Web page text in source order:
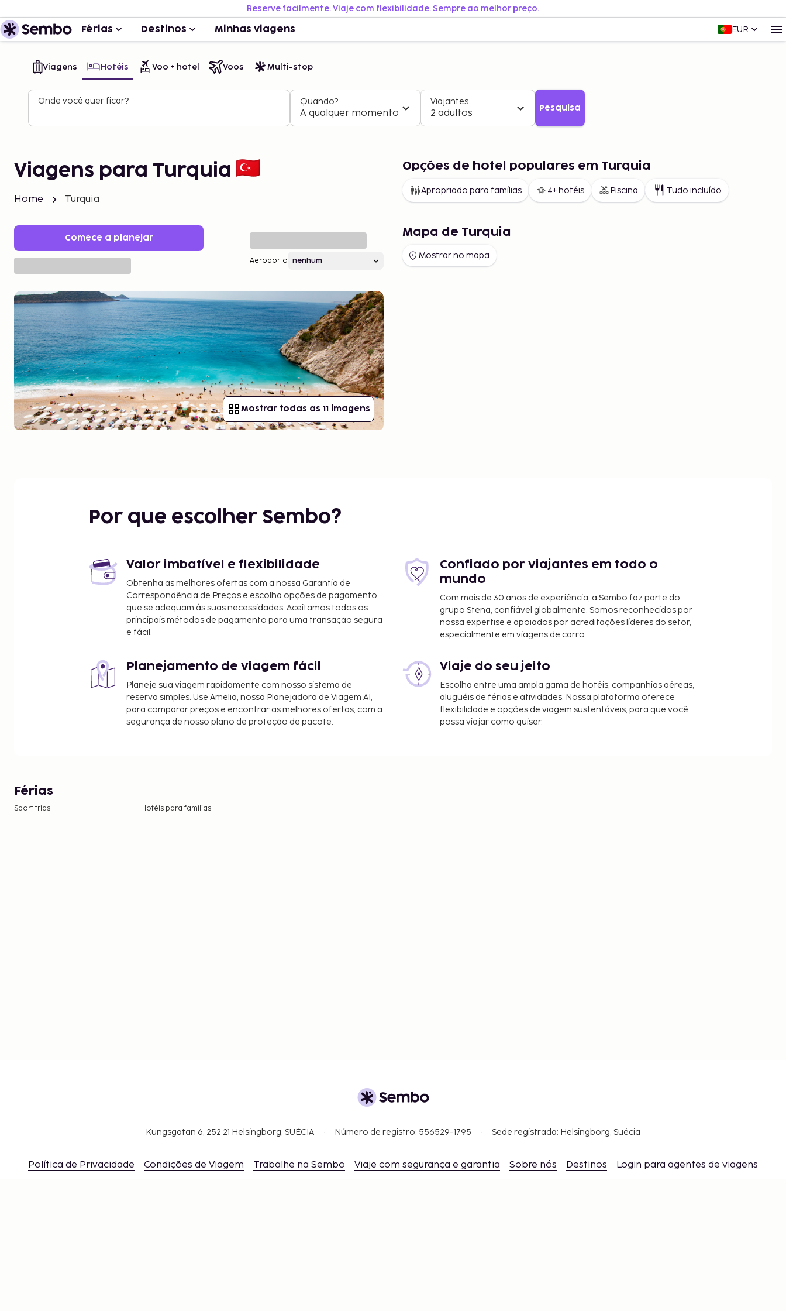
Reserve facilmente. Viaje com flexibilidade. Sempre ao melhor preço.
Férias Destinos Minhas viagens EUR
Viagens Hotéis Voo + hotel Voos Multi-stop
Onde você quer ficar? Quando?
A qualquer momento
Viajantes
2 adultos Pesquisa
Viagens para Turquia
Home Turquia
Comece a planejar
Aeroporto
Mostrar todas as 11 imagens
Opções de hotel populares em Turquia
Apropriado para famílias 4+ hotéis Piscina Tudo incluído
Mapa de Turquia
Mostrar no mapa
Por que escolher Sembo?
Valor imbatível e flexibilidade
Obtenha as melhores ofertas com a nossa Garantia de
Correspondência de Preços e escolha opções de pagamento
que se adequam às suas necessidades. Aceitamos todos os
principais métodos de pagamento para uma transação segura
e fácil.
Confiado por viajantes em todo o
mundo
Com mais de 30 anos de experiência, a Sembo faz parte do
grupo Stena, confiável globalmente. Somos reconhecidos por
nossa expertise e apoiados por acreditações líderes do setor,
especialmente em viagens de carro.
Planejamento de viagem fácil
Planeje sua viagem rapidamente com nosso sistema de
reserva simples. Use Amelia, nossa Planejadora de Viagem AI,
para comparar preços e encontrar as melhores ofertas, com a
segurança de nosso plano de proteção de pacote.
Viaje do seu jeito
Escolha entre uma ampla gama de hotéis, companhias aéreas,
aluguéis de férias e atividades. Nossa plataforma oferece
flexibilidade e opções de viagem sustentáveis, para que você
possa viajar como quiser.
Férias
Sport trips Hotéis para famílias
Kungsgatan 6, 252 21 Helsingborg, SUÉCIA Número de registro: 556529-1795 Sede registrada: Helsingborg, Suécia
Política de Privacidade Condições de Viagem Trabalhe na Sembo Viaje com segurança e garantia Sobre nós Destinos Login para agentes de viagens